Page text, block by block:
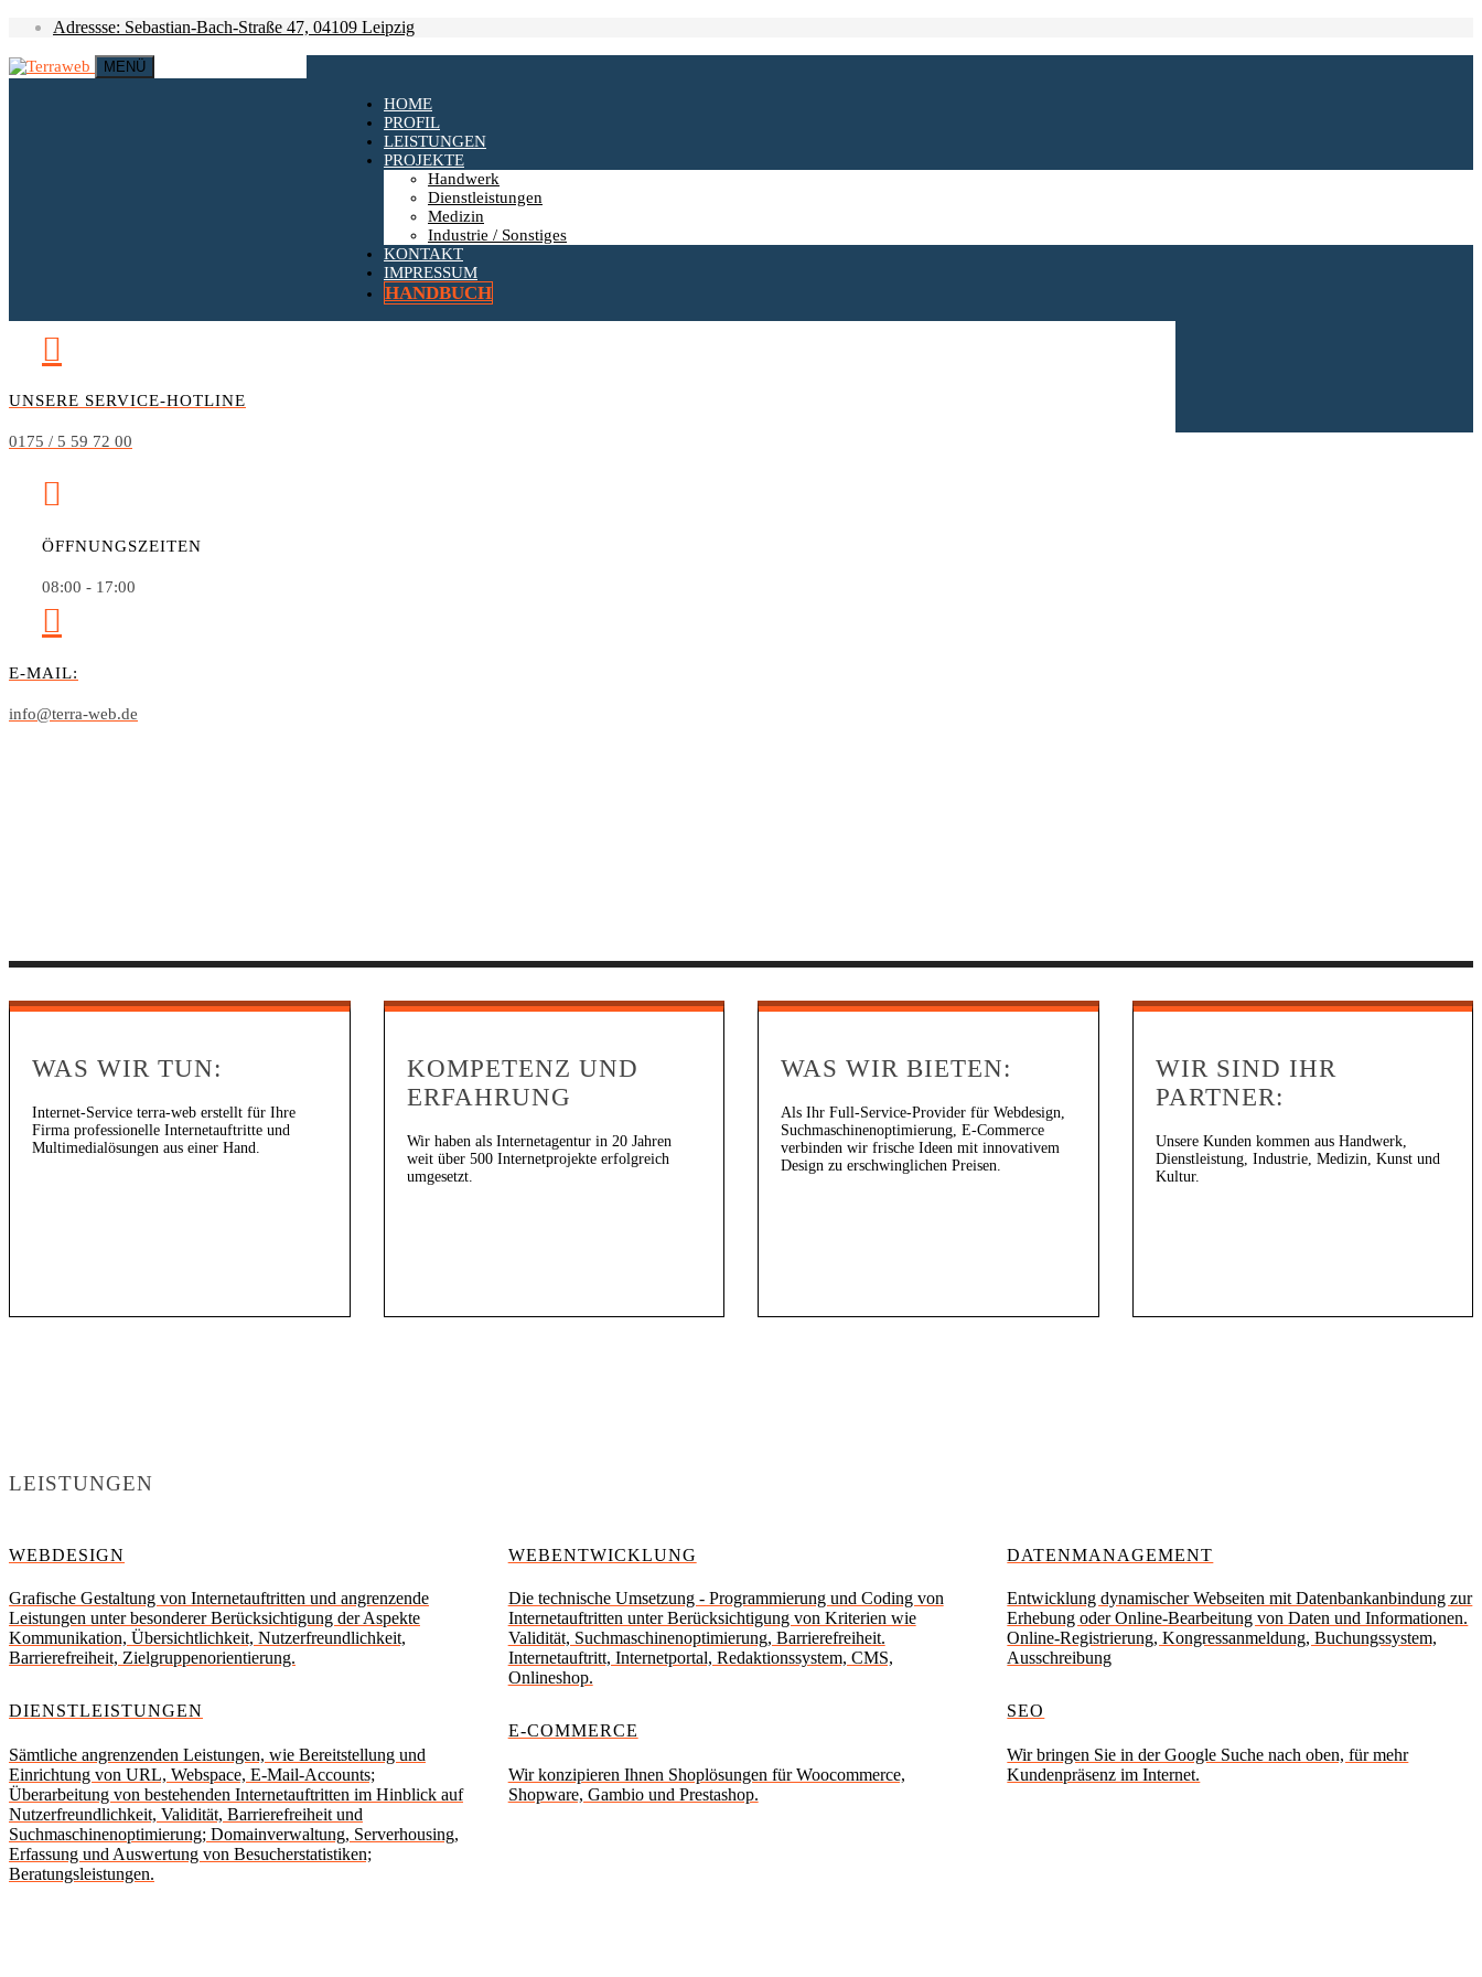
Adressse: Sebastian-Bach-Straße 47, 04109 Leipzig
MENÜ
HOME
PROFIL
LEISTUNGEN
PROJEKTE
Handwerk
Dienstleistungen
Medizin
Industrie / Sonstiges
KONTAKT
IMPRESSUM
HANDBUCH
UNSERE SERVICE-HOTLINE
0175 / 5 59 72 00
ÖFFNUNGSZEITEN
08:00 - 17:00
E-MAIL:
info@terra-web.de
WAS WIR TUN:
Internet-Service terra-web erstellt für Ihre
Firma professionelle Internetauftritte und
Multimedialösungen aus einer Hand.
KOMPETENZ UND
ERFAHRUNG
Wir haben als Internetagentur in 20 Jahren
weit über 500 Internetprojekte erfolgreich
umgesetzt.
WAS WIR BIETEN:
Als Ihr Full-Service-Provider für Webdesign,
Suchmaschinenoptimierung, E-Commerce
verbinden wir frische Ideen mit innovativem
Design zu erschwinglichen Preisen.
WIR SIND IHR
PARTNER:
Unsere Kunden kommen aus Handwerk,
Dienstleistung, Industrie, Medizin, Kunst und
Kultur.
LEISTUNGEN
WEBDESIGN
Grafische Gestaltung von Internetauftritten und angrenzende
Leistungen unter besonderer Berücksichtigung der Aspekte
Kommunikation, Übersichtlichkeit, Nutzerfreundlichkeit,
Barrierefreiheit, Zielgruppenorientierung.
DIENSTLEISTUNGEN
Sämtliche angrenzenden Leistungen, wie Bereitstellung und
Einrichtung von URL, Webspace, E-Mail-Accounts;
Überarbeitung von bestehenden Internetauftritten im Hinblick auf
Nutzerfreundlichkeit, Validität, Barrierefreiheit und
Suchmaschinenoptimierung; Domainverwaltung, Serverhousing,
Erfassung und Auswertung von Besucherstatistiken;
Beratungsleistungen.
WEBENTWICKLUNG
Die technische Umsetzung - Programmierung und Coding von
Internetauftritten unter Berücksichtigung von Kriterien wie
Validität, Suchmaschinenoptimierung, Barrierefreiheit.
Internetauftritt, Internetportal, Redaktionssystem, CMS,
Onlineshop.
E-COMMERCE
Wir konzipieren Ihnen Shoplösungen für Woocommerce,
Shopware, Gambio und Prestashop.
DATENMANAGEMENT
Entwicklung dynamischer Webseiten mit Datenbankanbindung zur
Erhebung oder Online-Bearbeitung von Daten und Informationen.
Online-Registrierung, Kongressanmeldung, Buchungssystem,
Ausschreibung
SEO
Wir bringen Sie in der Google Suche nach oben, für mehr
Kundenpräsenz im Internet.